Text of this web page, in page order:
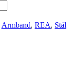
Armband, REA, Stål